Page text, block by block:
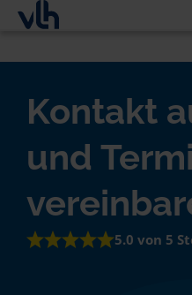
Kontakt
und
5.0 von 5